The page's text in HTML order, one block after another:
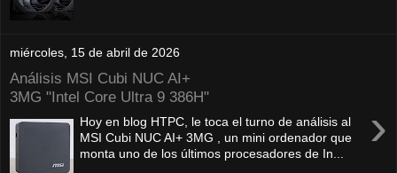
miércoles, 15 de abril de 2026
Análisis MSI Cubi NUC AI+
3MG "Intel Core Ultra 9 386H"
›
Hoy en blog HTPC, le toca el turno de análisis al
MSI Cubi NUC AI+ 3MG , un mini ordenador que
monta uno de los últimos procesadores de In...